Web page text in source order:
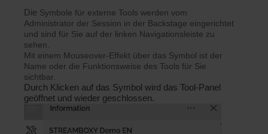
Die Symbole für externe Tools werden vom
Administrator der Session in der Backstage eingerichtet
und sind für Sie auf der linken Navigationsleiste zu
sehen.
Mit einem Mouseover-Effekt über das Symbol ist der
Name oder die Funktionsweise des Tools für Sie
sichtbar.
Durch Klicken auf das Symbol wird das Tool-Panel
geöffnet und wieder geschlossen.